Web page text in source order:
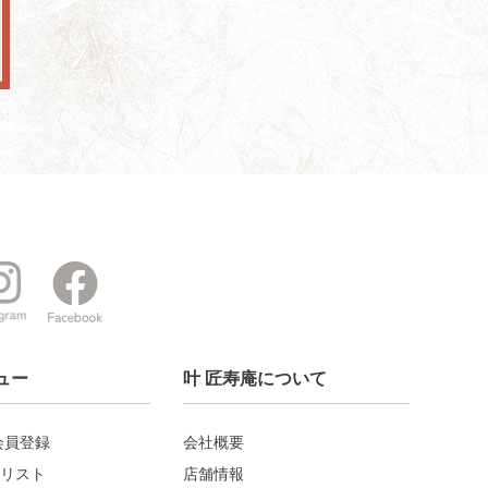
ー
員登録
スト
叶 匠寿庵について
会社概要
店舗情報